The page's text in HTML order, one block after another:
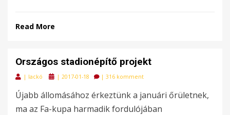
Read More
Országos stadionépítő projekt
| lackó
Posted
| 2017-01-18 | 316 komment
Újabb állomásához érkeztünk a januári őrületnek,
ma az Fa-kupa harmadik fordulójában